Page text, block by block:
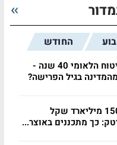
החודש
שילמתם לביטוח הלאומי 40 שנה -
בגיל הפרישה?
אופציות ב-150 מיליארד שקל
כך מתכננים באוצר...